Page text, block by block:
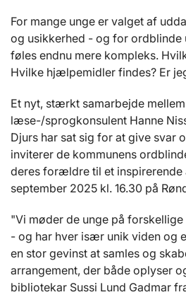
For mange unge er valget af
og usikkerhed - og for ordblinde
føles endnu mere kompleks.
Hvilke hjælpemidler findes? Er
Et nyt, stærkt samarbejde
læse-/sprogkonsulent Hanne
Djurs har sat sig for at give svar
inviterer de kommunens
deres forældre til et inspirerende
september 2025 kl. 16.30 på
"Vi møder de unge på
- og har hver især unik viden og
en stor gevinst at samles og
arrangement, der både oplyser
bibliotekar Sussi Lund Gadmar